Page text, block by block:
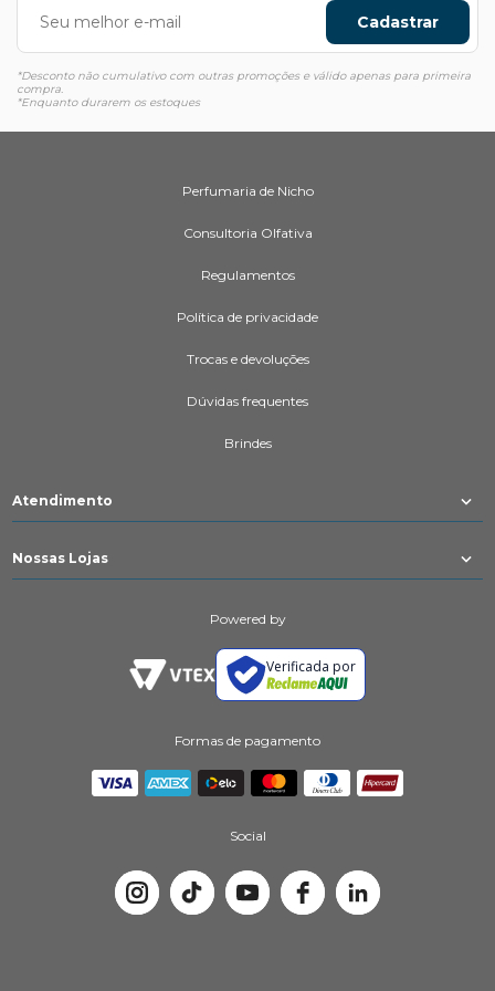
Cadastrar
*Desconto não cumulativo com outras promoções e válido apenas para primeira
compra.
*Enquanto durarem os estoques
Perfumaria de Nicho
Consultoria Olfativa
Regulamentos
Política de privacidade
Trocas e devoluções
Dúvidas frequentes
Brindes
Atendimento
Nossas Lojas
Powered by
Verificada por
Formas de pagamento
Social